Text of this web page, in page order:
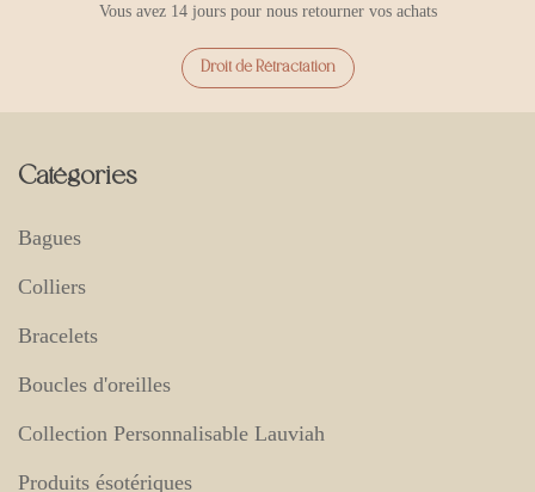
Vous avez 14 jours pour nous retourner vos achats
Droit de Rétractation
Catégories
Bagues
Colliers
Bracelets
Boucles d'oreilles
Collection Personnalisable Lauviah
Produits ésotériques